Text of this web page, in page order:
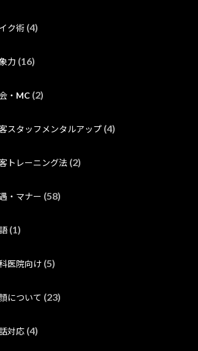
ク術 (4)
力 (16)
・MC (2)
スタッフメンタルアップ (4)
トレーニング法 (2)
・マナー (58)
(1)
医院向け (5)
について (23)
対応 (4)